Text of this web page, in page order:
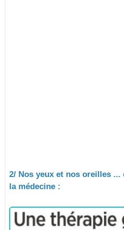
2/ Nos yeux et nos oreilles ...
la médecine :